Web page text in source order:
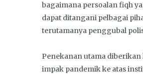
bagaimana persoalan fiqh
dapat ditangani pelbagai
terutamanya penggubal
Penekanan utama diberikan
impak pandemik ke atas